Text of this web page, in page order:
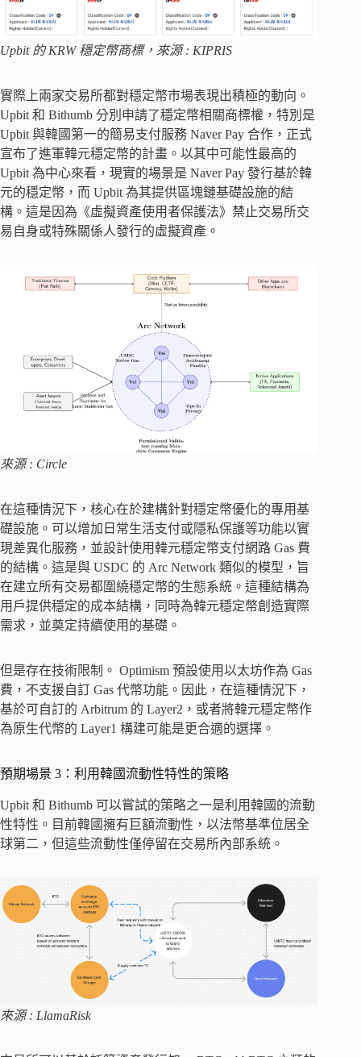
Upbit 的 KRW 穩定幣商標，來源 : KIPRIS
實際上兩家交易所都對穩定幣市場表現出積極的動向。
Upbit 和 Bithumb 分別申請了穩定幣相關商標權，特別是
Upbit 與韓國第一的簡易支付服務 Naver Pay 合作，正式
宣布了進軍韓元穩定幣的計畫。以其中可能性最高的
Upbit 為中心來看，現實的場景是 Naver Pay 發行基於韓
元的穩定幣，而 Upbit 為其提供區塊鏈基礎設施的結
構。這是因為《虛擬資產使用者保護法》禁止交易所交
易自身或特殊關係人發行的虛擬資產。
來源 : Circle
在這種情況下，核心在於建構針對穩定幣優化的專用基
礎設施。可以增加日常生活支付或隱私保護等功能以實
現差異化服務，並設計使用韓元穩定幣支付網路 Gas 費
的結構。這是與 USDC 的 Arc Network 類似的模型，旨
在建立所有交易都圍繞穩定幣的生態系統。這種結構為
用戶提供穩定的成本結構，同時為韓元穩定幣創造實際
需求，並奠定持續使用的基礎。
但是存在技術限制。 Optimism 預設使用以太坊作為 Gas
費，不支援自訂 Gas 代幣功能。因此，在這種情況下，
基於可自訂的 Arbitrum 的 Layer2，或者將韓元穩定幣作
為原生代幣的 Layer1 構建可能是更合適的選擇。
預期場景 3：利用韓國流動性特性的策略
Upbit 和 Bithumb 可以嘗試的策略之一是利用韓國的流動
性特性。目前韓國擁有巨額流動性，以法幣基準位居全
球第二，但這些流動性僅停留在交易所內部系統。
來源 : LlamaRisk